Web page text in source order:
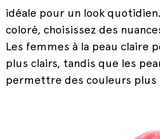
idéale pour un look
coloré, choisissez des
Les femmes à la peau claire
plus clairs, tandis que les
permettre des couleurs plus